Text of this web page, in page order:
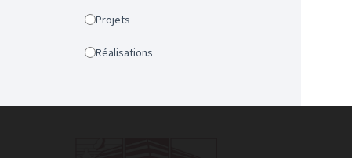
Projets
Réalisations